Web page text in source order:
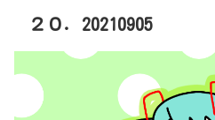
２０．20210905